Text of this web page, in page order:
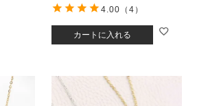
カートに入れる
4.00 （4）